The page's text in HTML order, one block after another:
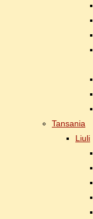
Tan­sa­nia
Liu­li